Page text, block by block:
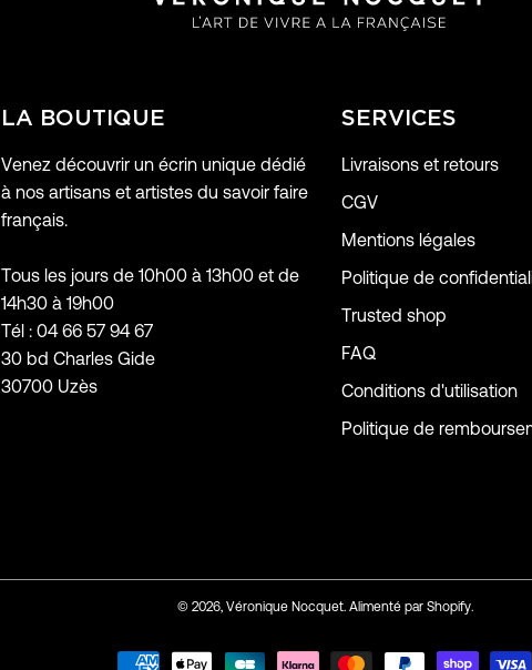
LA BOUTIQUE
Venez découvrir un écrin unique dédié
à nos artisans et artistes du savoir faire
français.
Tous les jours de 10h00 à 13h00 et de
14h30 à 19h00
Tél : 04 66 57 94 67
30 bd Charles Gide
30700 Uzès
SERVICES
Livraisons et retours
CGV
Mentions légales
Politique de
Trusted shop
FAQ
Conditions d'utilisation
Politique de
© 2026, Véronique Nocquet. Alimenté par Shopify.